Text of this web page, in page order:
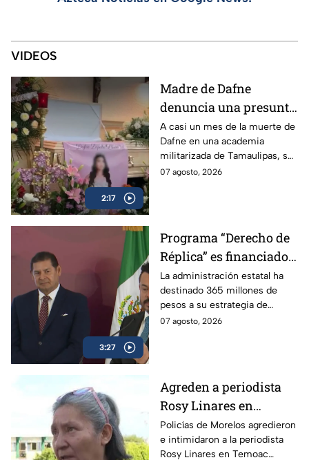
VIDEOS
2:17
Madre de Dafne
denuncia una presunta
red familiar tras la
muerte de su hija en
Tamaulipas
A casi un mes de la muerte de
Dafne en una academia
militarizada de Tamaulipas, su
madre exige justicia y
07 agosto, 2026
3:27
Programa “Derecho de
Réplica” es financiado
con dinero de los
poblanos, pero se usa
para atacar a la prensa
crítica
La administración estatal ha
destinado 365 millones de
pesos a su estrategia de
comunicación social, lo que
07 agosto, 2026
Agreden a periodista
Rosy Linares en
Morelos durante
cobertura del asesinato
Policías de Morelos agredieron
e intimidaron a la periodista
Rosy Linares en Temoac